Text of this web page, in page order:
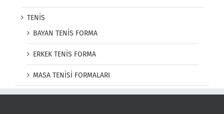
TENİS
BAYAN TENİS FORMA
ERKEK TENİS FORMA
MASA TENİSİ FORMALARI